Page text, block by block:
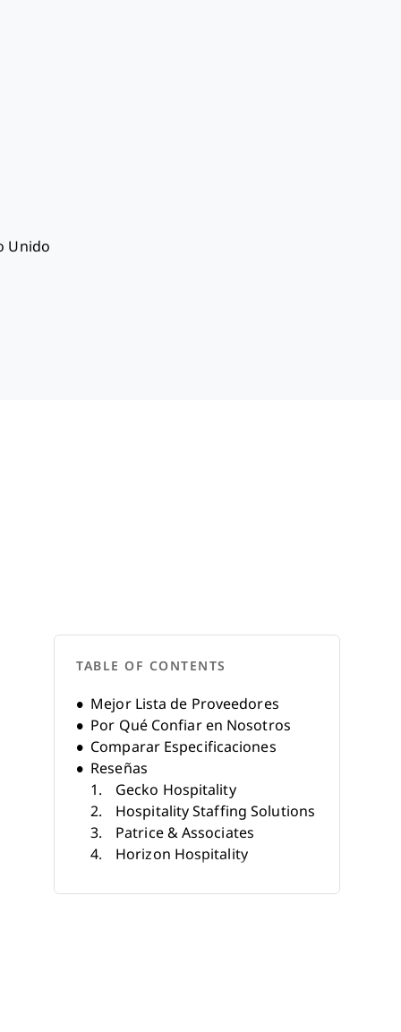
Unido
TABLE OF CONTENTS
Mejor Lista de Proveedores
Por Qué Confiar en Nosotros
Comparar Especificaciones
Reseñas
Gecko Hospitality
Hospitality Staffing Solutions
Patrice & Associates
Horizon Hospitality
LGC Hospitality